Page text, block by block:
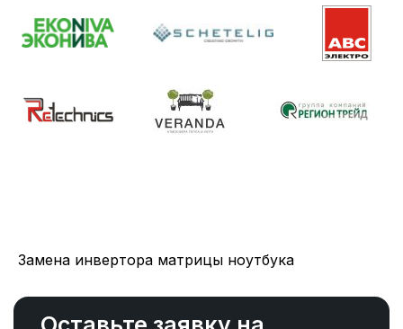
Замена инвертора матрицы ноутбука